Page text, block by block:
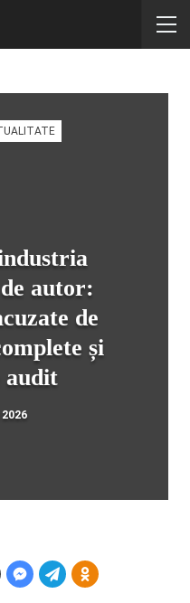
autor:
de
și
audit